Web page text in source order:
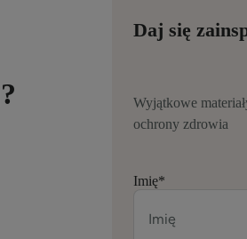
Daj się
Wyjątkowe
ochrony zdrowia
Imię*